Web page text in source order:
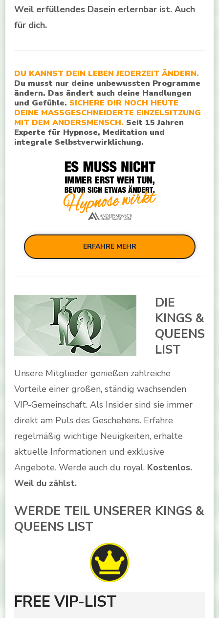
Weil erfüllendes Dasein erlernbar ist. Auch
für dich.
DU KANNST DEIN LEBEN JEDERZEIT ÄNDERN.
Du musst nur deine unbewussten Programme
ändern. Das ändert auch deine Handlungen
und Gefühle. SICHERE DIR NOCH HEUTE
DEINE MASSGESCHNEIDERTE EINZELSITZUNG
MIT DEM ANDERSMENSCH. Seit 15 Jahren
Experte für Hypnose, Meditation und
integrale Selbstverwirklichung.
ERFAHRE MEHR
DIE
KINGS &
QUEENS
LIST
Unsere Mitglieder genießen zahlreiche
Vorteile einer großen, ständig wachsenden
VIP-Gemeinschaft. Als Insider sind sie immer
direkt am Puls des Geschehens. Erfahre
regelmäßig wichtige Neuigkeiten, erhalte
aktuelle Informationen und exklusive
Angebote. Werde auch du royal. Kostenlos.
Weil du zählst.
WERDE TEIL UNSERER KINGS &
QUEENS LIST
FREE VIP-LIST